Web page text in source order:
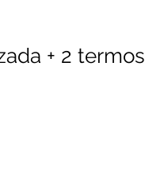
+ 2 termos